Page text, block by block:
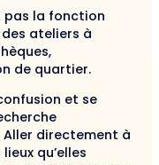
pas la fonction
ateliers à
de quartier.
et se
directement à
qu’elles